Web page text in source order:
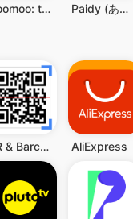
moomoo: trading & investing Paidy (あと払いペイディ)-後払いアプリ
QR & Barcode Scanner (Deutsch) AliExpress